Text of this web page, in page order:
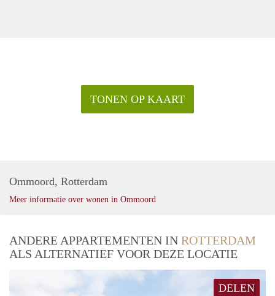
TONEN OP KAART
Ommoord, Rotterdam
Meer informatie over wonen in Ommoord
ANDERE APPARTEMENTEN IN ROTTERDAM
ALS ALTERNATIEF VOOR DEZE LOCATIE
DELEN